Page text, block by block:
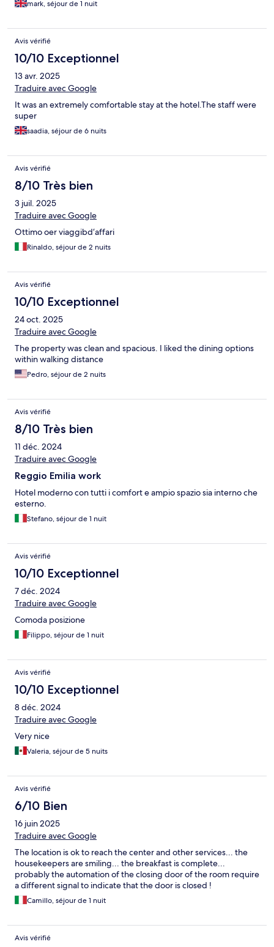
mark, séjour de 1 nuit
Avis vérifié
10/10 Exceptionnel
13 avr. 2025
Traduire avec Google
It was an extremely comfortable stay at the hotel.The staff were
super
saadia, séjour de 6 nuits
Avis vérifié
8/10 Très bien
3 juil. 2025
Traduire avec Google
Ottimo oer viaggibd‘affari
Rinaldo, séjour de 2 nuits
Avis vérifié
10/10 Exceptionnel
24 oct. 2025
Traduire avec Google
The property was clean and spacious. I liked the dining options
within walking distance
Pedro, séjour de 2 nuits
Avis vérifié
8/10 Très bien
11 déc. 2024
Traduire avec Google
Reggio Emilia work
Hotel moderno con tutti i comfort e ampio spazio sia interno che
esterno.
Stefano, séjour de 1 nuit
Avis vérifié
10/10 Exceptionnel
7 déc. 2024
Traduire avec Google
Comoda posizione
Filippo, séjour de 1 nuit
Avis vérifié
10/10 Exceptionnel
8 déc. 2024
Traduire avec Google
Very nice
Valeria, séjour de 5 nuits
Avis vérifié
6/10 Bien
16 juin 2025
Traduire avec Google
The location is ok to reach the center and other services... the
housekeepers are smiling... the breakfast is complete...
probably the automation of the closing door of the room require
a dìfferent signal to indicate that the door is closed !
Camillo, séjour de 1 nuit
Avis vérifié